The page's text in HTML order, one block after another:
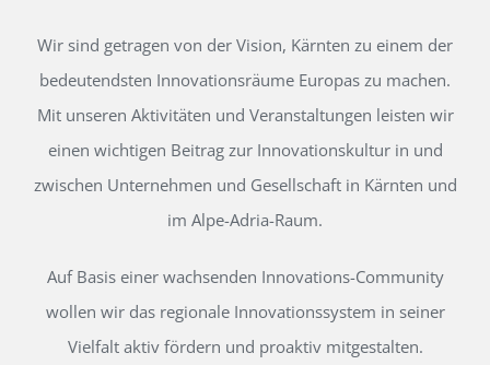
Wir sind getragen von der Vision, Kärnten zu einem der
bedeutendsten Innovationsräume Europas zu machen.
Mit unseren Aktivitäten und Veranstaltungen leisten wir
einen wichtigen Beitrag zur Innovationskultur in und
zwischen Unternehmen und Gesellschaft in Kärnten und
im Alpe-Adria-Raum.
Auf Basis einer wachsenden Innovations-Community
wollen wir das regionale Innovationssystem in seiner
Vielfalt aktiv fördern und proaktiv mitgestalten.